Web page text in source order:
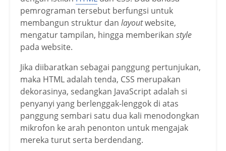
pemrograman tersebut berfungsi untuk
membangun struktur dan layoutwebsite,
mengatur tampilan, hingga memberikan style
pada website.
Jika diibaratkan sebagai panggung pertunjukan,
maka HTML adalah tenda, CSS merupakan
dekorasinya, sedangkan JavaScript adalah si
penyanyi yang berlenggak-lenggok di atas
panggung sembari satu dua kali menodongkan
mikrofon ke arah penonton untuk mengajak
mereka turut serta berdendang.